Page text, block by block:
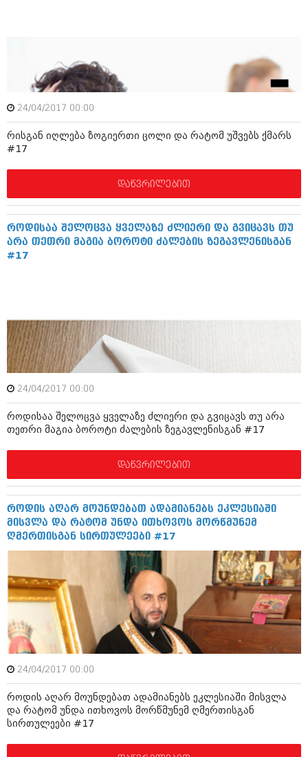
კრიმინალი
სახალისო ამბები
ქალი და მამაკაცი
ისტორია
სხვადასხვა
აგვისტო 2018 (162)
ივლისი 2018 (223)
ივნისი 2018 (244)
აპრილი 2018 (194)
თებერვალი 2018 (208)
იანვარი 2018 (215)
დეკემბერი 2017 (243)
ნოემბერი 2017 (212)
აგვისტო 2017 (212)
ივლისი 2017 (233)
ივნისი 2017 (265)
აპრილი 2017 (220)
მარტი 2017 (212)
თებერვალი 2017 (205)
იანვარი 2017 (246)
დეკემბერი 2016 (207)
ნოემბერი 2016 (207)
ოქტომბერი 2016 (257)
სექტემბერი 2016 (224)
აგვისტო 2016 (258)
ივლისი 2016 (211)
ივნისი 2016 (221)
მაისი 2016 (261)
აპრილი 2016 (215)
შოუბიზნესი
დაიჯესტი
ქალი და მამაკაცი
ანონსი
არქივი
აგვისტო 2020 (249)
ივლისი 2020 (204)
ივნისი 2020 (249)
არქივის ზომის ნახვა
24/04/2017 00:00
რისგან იღლება ზოგიერთი ცოლი და რატომ უშვებს ქმარს
#17
დაწვრილებით
როდისაა შელოცვა ყველაზე ძლიერი და გვიცავს თუ
არა თეთრი მაგია ბოროტი ძალების ზეგავლენისგან
#17
24/04/2017 00:00
როდისაა შელოცვა ყველაზე ძლიერი და გვიცავს თუ არა
თეთრი მაგია ბოროტი ძალების ზეგავლენისგან #17
დაწვრილებით
როდის აღარ მოუნდებათ ადამიანებს ეკლესიაში
მისვლა და რატომ უნდა ითხოვოს მორწმუნემ
ღმერთისგან სირთულეები #17
24/04/2017 00:00
როდის აღარ მოუნდებათ ადამიანებს ეკლესიაში მისვლა
და რატომ უნდა ითხოვოს მორწმუნემ ღმერთისგან
სირთულეები #17